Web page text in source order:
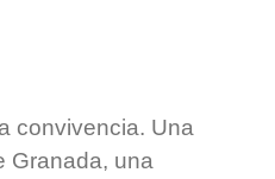
convivencia. Una
Granada, una